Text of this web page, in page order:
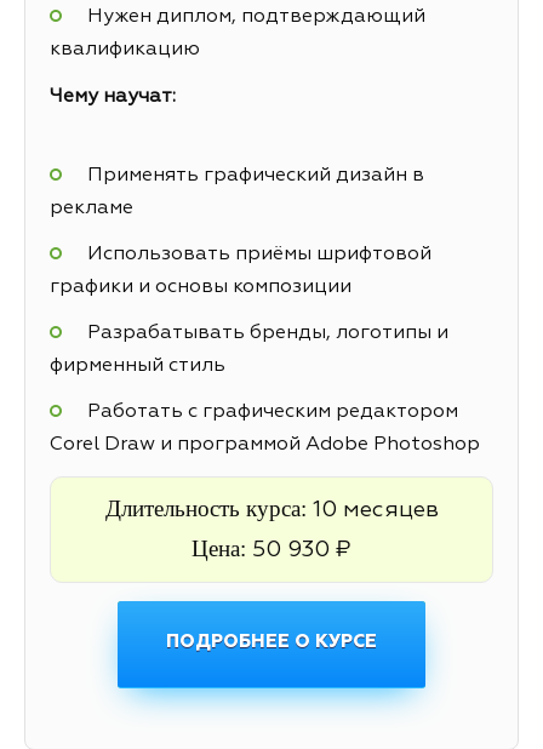
Нужен диплом, подтверждающий
квалификацию
Чему научат:
Применять графический дизайн в
рекламе
Использовать приёмы шрифтовой
графики и основы композиции
Разрабатывать бренды, логотипы и
фирменный стиль
Работать с графическим редактором
Corel Draw и программой Adobe Photoshop
Длительность курса: 10 месяцев
Цена: 50 930 ₽
ПОДРОБНЕЕ О КУРСЕ